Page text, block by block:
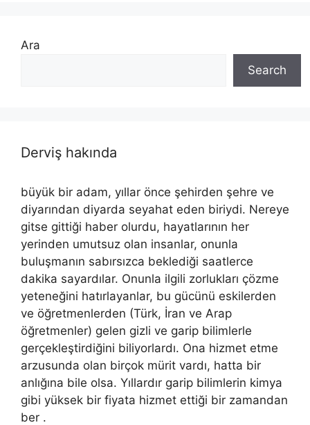
Ara
Search
Derviş hakında
büyük bir adam, yıllar önce şehirden şehre ve
diyarından diyarda seyahat eden biriydi. Nereye
gitse gittiği haber olurdu, hayatlarının her
yerinden umutsuz olan insanlar, onunla
buluşmanın sabırsızca beklediği saatlerce
dakika sayardılar. Onunla ilgili zorlukları çözme
yeteneğini hatırlayanlar, bu gücünü eskilerden
ve öğretmenlerden (Türk, İran ve Arap
öğretmenler) gelen gizli ve garip bilimlerle
gerçekleştirdiğini biliyorlardı. Ona hizmet etme
arzusunda olan birçok mürit vardı, hatta bir
anlığına bile olsa. Yıllardır garip bilimlerin kimya
gibi yüksek bir fiyata hizmet ettiği bir zamandan
ber .